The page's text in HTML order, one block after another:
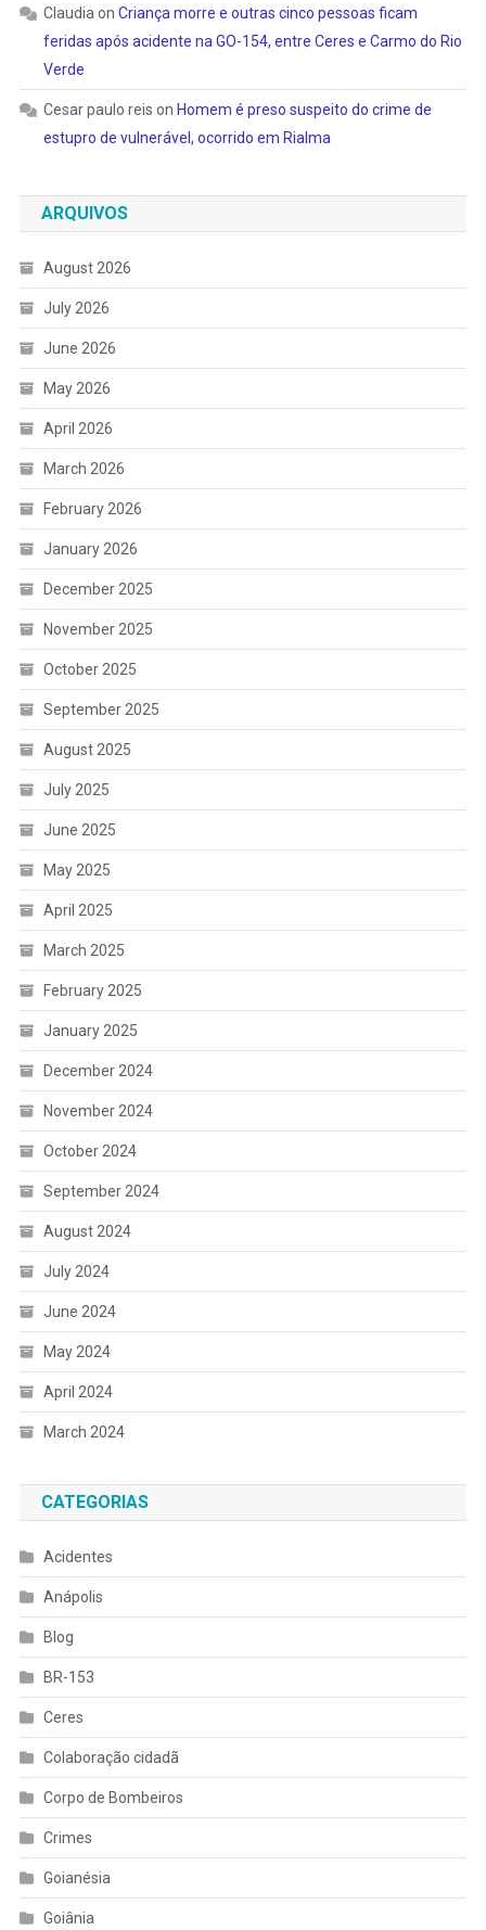
Claudiaon Criança morre e outras cinco pessoas ficam
feridas após acidente na GO-154, entre Ceres e Carmo do Rio
Verde
Cesar paulo reis on Homem é preso suspeito do crime de
estupro de vulnerável, ocorrido em Rialma
ARQUIVOS
August 2026
July 2026
June 2026
May 2026
April 2026
March 2026
February 2026
January 2026
December 2025
November 2025
October 2025
September 2025
August 2025
July 2025
June 2025
May 2025
April 2025
March 2025
February 2025
January 2025
December 2024
November 2024
October 2024
September 2024
August 2024
July 2024
June 2024
May 2024
April 2024
March 2024
CATEGORIAS
Acidentes
Anápolis
Blog
BR-153
Ceres
Colaboração cidadã
Corpo de Bombeiros
Crimes
Goianésia
Goiânia